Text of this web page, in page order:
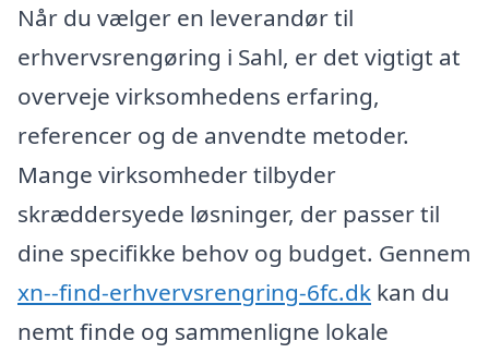
Når du vælger en leverandør til
erhvervsrengøring i Sahl, er det vigtigt at
overveje virksomhedens erfaring,
referencer og de anvendte metoder.
Mange virksomheder tilbyder
skræddersyede løsninger, der passer til
dine specifikke behov og budget. Gennem
xn--find-erhvervsrengring-6fc.dk kan du
nemt finde og sammenligne lokale